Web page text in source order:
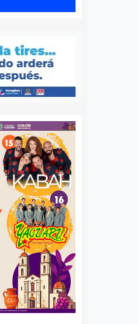
VER MÁS
¿Quién perdió
borreguito? Lo
rescataron en